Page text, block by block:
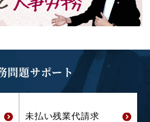
問題サポート
未払い残業代請求